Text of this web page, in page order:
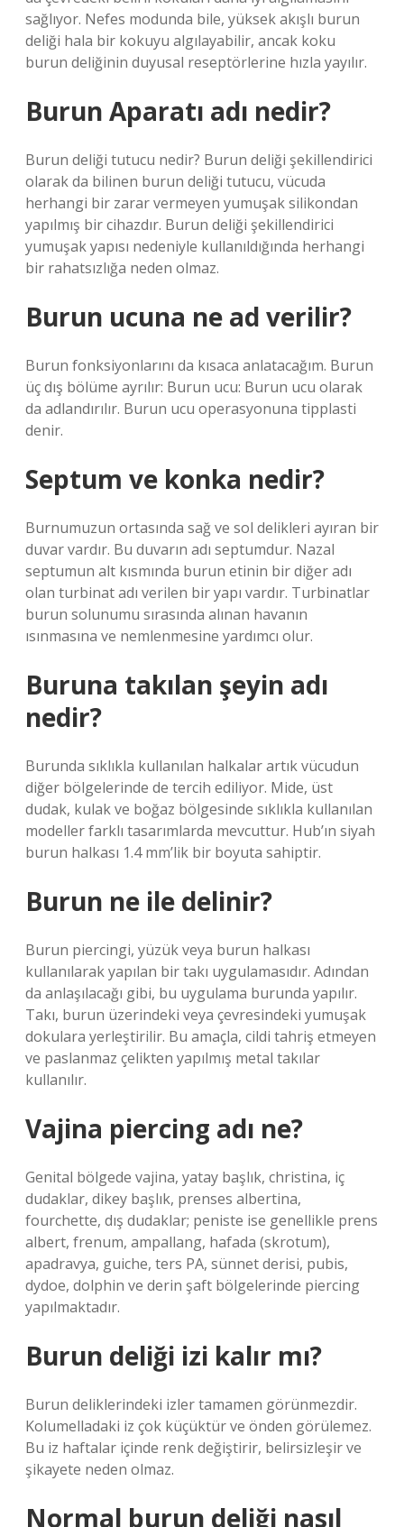
sağlıyor. Nefes modunda bile, yüksek akışlı burun
deliği hala bir kokuyu algılayabilir, ancak koku
burun deliğinin duyusal reseptörlerine hızla yayılır.
Burun Aparatı adı nedir?
Burun deliği tutucu nedir? Burun deliği şekillendirici
olarak da bilinen burun deliği tutucu, vücuda
herhangi bir zarar vermeyen yumuşak silikondan
yapılmış bir cihazdır. Burun deliği şekillendirici
yumuşak yapısı nedeniyle kullanıldığında herhangi
bir rahatsızlığa neden olmaz.
Burun ucuna ne ad verilir?
Burun fonksiyonlarını da kısaca anlatacağım. Burun
üç dış bölüme ayrılır: Burun ucu: Burun ucu olarak
da adlandırılır. Burun ucu operasyonuna tipplasti
denir.
Septum ve konka nedir?
Burnumuzun ortasında sağ ve sol delikleri ayıran bir
duvar vardır. Bu duvarın adı septumdur. Nazal
septumun alt kısmında burun etinin bir diğer adı
olan turbinat adı verilen bir yapı vardır. Turbinatlar
burun solunumu sırasında alınan havanın
ısınmasına ve nemlenmesine yardımcı olur.
Buruna takılan şeyin adı
nedir?
Burunda sıklıkla kullanılan halkalar artık vücudun
diğer bölgelerinde de tercih ediliyor. Mide, üst
dudak, kulak ve boğaz bölgesinde sıklıkla kullanılan
modeller farklı tasarımlarda mevcuttur. Hub’ın siyah
burun halkası 1.4 mm’lik bir boyuta sahiptir.
Burun ne ile delinir?
Burun piercingi, yüzük veya burun halkası
kullanılarak yapılan bir takı uygulamasıdır. Adından
da anlaşılacağı gibi, bu uygulama burunda yapılır.
Takı, burun üzerindeki veya çevresindeki yumuşak
dokulara yerleştirilir. Bu amaçla, cildi tahriş etmeyen
ve paslanmaz çelikten yapılmış metal takılar
kullanılır.
Vajina piercing adı ne?
Genital bölgede vajina, yatay başlık, christina, iç
dudaklar, dikey başlık, prenses albertina,
fourchette, dış dudaklar; peniste ise genellikle prens
albert, frenum, ampallang, hafada (skrotum),
apadravya, guiche, ters PA, sünnet derisi, pubis,
dydoe, dolphin ve derin şaft bölgelerinde piercing
yapılmaktadır.
Burun deliği izi kalır mı?
Burun deliklerindeki izler tamamen görünmezdir.
Kolumelladaki iz çok küçüktür ve önden görülemez.
Bu iz haftalar içinde renk değiştirir, belirsizleşir ve
şikayete neden olmaz.
Normal burun deliği nasıl